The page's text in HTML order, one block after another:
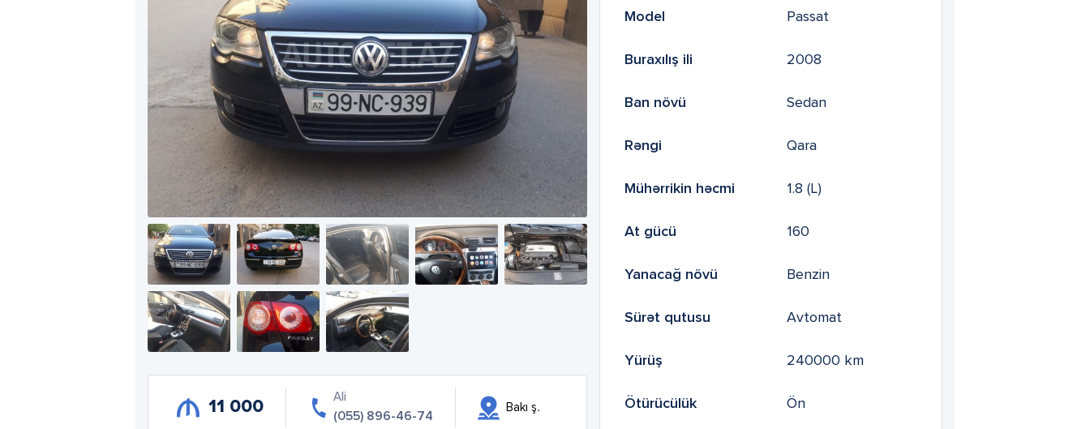
11 000
Ali
(055) 896-46-74
Bakı ş.
Model Passat
Buraxılış ili 2008
Ban növü Sedan
Rəngi Qara
Mühərrikin həcmi 1.8 (L)
At gücü 160
Yanacağ növü Benzin
Sürət qutusu Avtomat
Yürüş 240000 km
Ötürücülük Ön